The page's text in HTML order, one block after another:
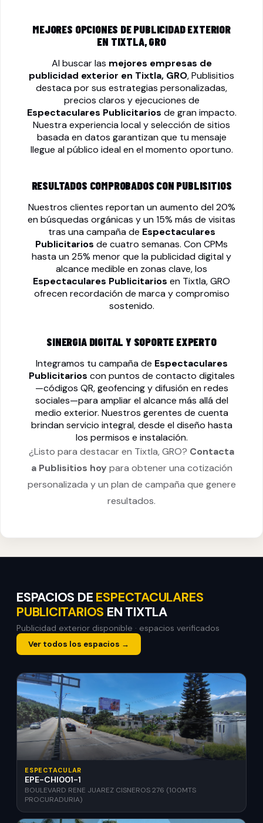
MEJORES OPCIONES DE PUBLICIDAD EXTERIOR
EN TIXTLA, GRO
Al buscar las mejores empresas de
publicidad exterior en Tixtla, GRO, Publisitios
destaca por sus estrategias personalizadas,
precios claros y ejecuciones de
Espectaculares Publicitarios de gran impacto.
Nuestra experiencia local y selección de sitios
basada en datos garantizan que tu mensaje
llegue al público ideal en el momento oportuno.
RESULTADOS COMPROBADOS CON PUBLISITIOS
Nuestros clientes reportan un aumento del 20%
en búsquedas orgánicas y un 15% más de visitas
tras una campaña de Espectaculares
Publicitarios de cuatro semanas. Con CPMs
hasta un 25% menor que la publicidad digital y
alcance medible en zonas clave, los
Espectaculares Publicitarios en Tixtla, GRO
ofrecen recordación de marca y compromiso
sostenido.
SINERGIA DIGITAL Y SOPORTE EXPERTO
Integramos tu campaña de Espectaculares
Publicitarios con puntos de contacto digitales
—códigos QR, geofencing y difusión en redes
sociales—para ampliar el alcance más allá del
medio exterior. Nuestros gerentes de cuenta
brindan servicio integral, desde el diseño hasta
los permisos e instalación.
¿Listo para destacar en Tixtla, GRO? Contacta
a Publisitios hoy para obtener una cotización
personalizada y un plan de campaña que genere
resultados.
ESPACIOS DE ESPECTACULARES
PUBLICITARIOS EN TIXTLA
Publicidad exterior disponible · espacios verificados
Ver todos los espacios →
ESPECTACULAR
EPE-CHI001-1
BOULEVARD RENE JUAREZ CISNEROS 276 (100MTS
PROCURADURIA)